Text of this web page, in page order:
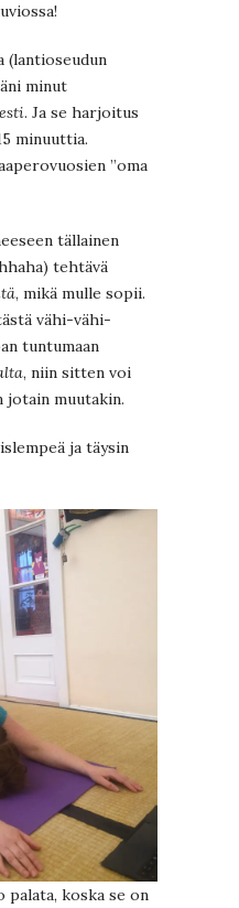
(lantioseudun
minut
. Ja se harjoitus
minuuttia.
”oma
tällainen
tehtävä
, mikä mulle sopii.
vähi-vähi-
tuntumaan
, niin sitten voi
jotain muutakin.
ja täysin
koska se on